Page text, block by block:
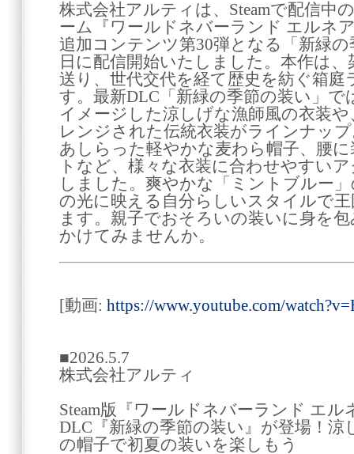
株式会社アルティは、Steamで配信中
ーム『ワールドネバーランド エルネ
追加コンテンツ第30弾となる「新緑
日に配信開始いたしました。本作は
送り、世代交代を経て歴史を紡ぐ箱
す。最新DLC「新緑の季節の装い」
イメージした涼しげな漁師風の衣装
レンジされた伝統衣装がラインナッ
あしらった軽やかな麦わら帽子、腰
トなど、様々な衣装に合わせやすい
しました。爽やかな「ミントブルー
の光に映える自分らしいスタイルで
ます。親子でおそろいの装いに身を
かけてみませんか。
[動画: https://www.youtube.com/
■2026.5.7
株式会社アルティ
Steam版『ワールドネバーランド エル
DLC『新緑の季節の装い』が登場！
の帽子で初夏の装いを楽しもう